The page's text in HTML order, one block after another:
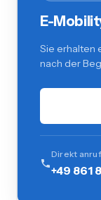
E-
Sie erhalten
nach der
Direkt
+49 861